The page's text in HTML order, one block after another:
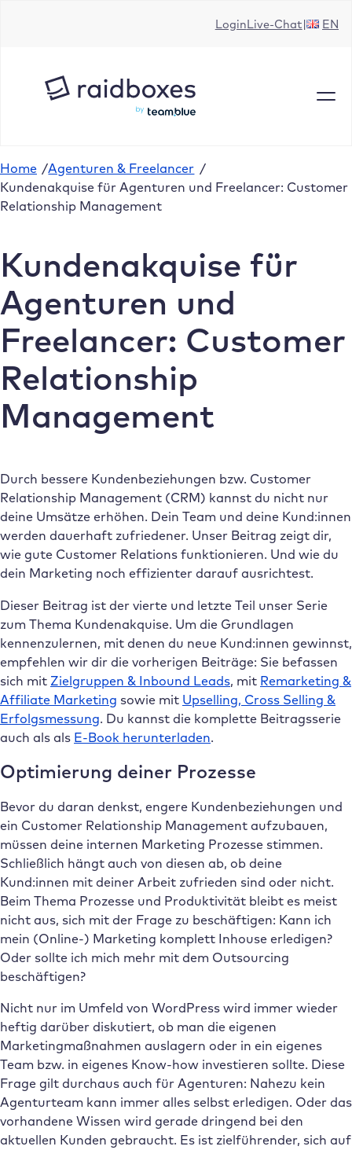
LoginLive-Chat EN
Home /Agenturen & Freelancer /
Kundenakquise für Agenturen und Freelancer: Customer
Relationship Management
Kundenakquise für
Agenturen und
Freelancer: Customer
Relationship
Management
Durch bessere Kundenbeziehungen bzw. Customer
Relationship Management (CRM) kannst du nicht nur
deine Umsätze erhöhen. Dein Team und deine Kund:innen
werden dauerhaft zufriedener. Unser Beitrag zeigt dir,
wie gute Customer Relations funktionieren. Und wie du
dein Marketing noch effizienter darauf ausrichtest.
Dieser Beitrag ist der vierte und letzte Teil unser Serie
zum Thema Kundenakquise. Um die Grundlagen
kennenzulernen, mit denen du neue Kund:innen gewinnst,
empfehlen wir dir die vorherigen Beiträge: Sie befassen
sich mit Zielgruppen & Inbound Leads, mit Remarketing &
Affiliate Marketing sowie mit Upselling, Cross Selling &
Erfolgsmessung. Du kannst die komplette Beitragsserie
auch als als E-Book herunterladen.
Optimierung deiner Prozesse
Bevor du daran denkst, engere Kundenbeziehungen und
ein Customer Relationship Management aufzubauen,
müssen deine internen Marketing Prozesse stimmen.
Schließlich hängt auch von diesen ab, ob deine
Kund:innen mit deiner Arbeit zufrieden sind oder nicht.
Beim Thema Prozesse und Produktivität bleibt es meist
nicht aus, sich mit der Frage zu beschäftigen: Kann ich
mein (Online-) Marketing komplett Inhouse erledigen?
Oder sollte ich mich mehr mit dem Outsourcing
beschäftigen?
Nicht nur im Umfeld von WordPress wird immer wieder
heftig darüber diskutiert, ob man die eigenen
Marketingmaßnahmen auslagern oder in ein eigenes
Team bzw. in eigenes Know-how investieren sollte. Diese
Frage gilt durchaus auch für Agenturen: Nahezu kein
Agenturteam kann immer alles selbst erledigen. Oder das
vorhandene Wissen wird gerade dringend bei den
aktuellen Kunden gebraucht. Es ist zielführender, sich auf